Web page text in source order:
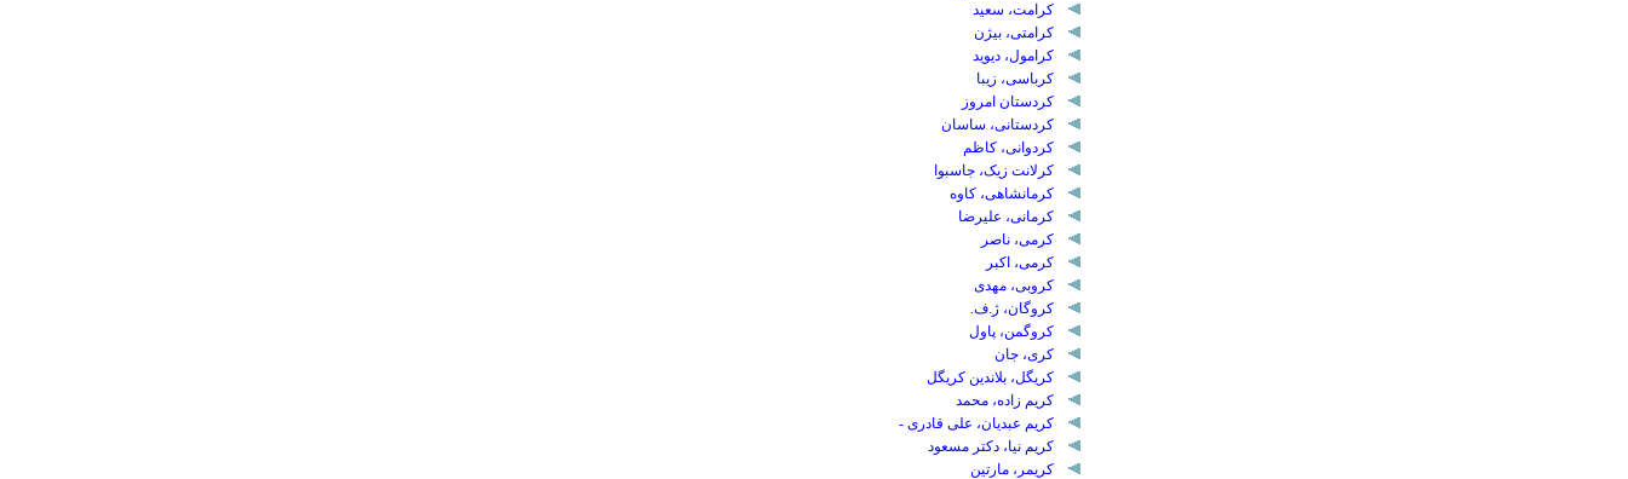
کرامت، سعید
کرامتی، بیژن
کرامول، دیوید
کرباسی، زیبا
کردستان امروز
کردستانی، ساسان
کردوانی، کاظم
کرلانت زیک، جاسبوا
کرمانشاهی، کاوه
کرمانی، علیرضا
کرمی، ناصر
کرمی، اکبر
کروبی، مهدی
کروگان، ژ.ف.
کروگمن، پاول
کری، جان
کریگل، بلاندین کریگل
کریم زاده، محمد
کریم عبدیان، علی قادری -
کریم نیا، دکتر مسعود
کریمر، مارتین